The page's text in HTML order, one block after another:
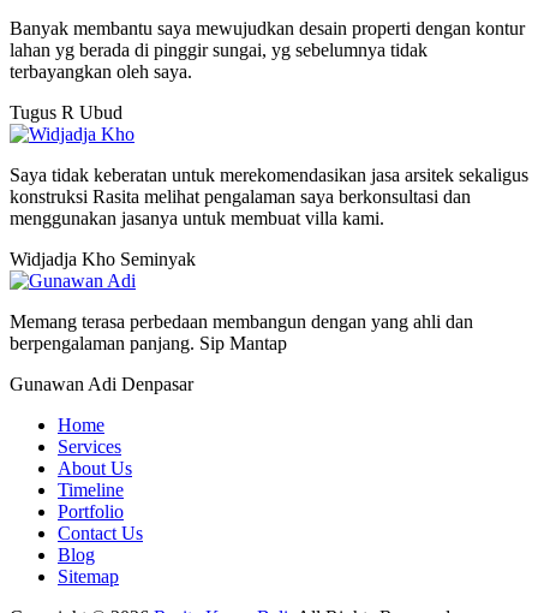
Banyak membantu saya mewujudkan desain properti dengan kontur
lahan yg berada di pinggir sungai, yg sebelumnya tidak
terbayangkan oleh saya.
Tugus R Ubud
Saya tidak keberatan untuk merekomendasikan jasa arsitek sekaligus
konstruksi Rasita melihat pengalaman saya berkonsultasi dan
menggunakan jasanya untuk membuat villa kami.
Widjadja Kho Seminyak
Memang terasa perbedaan membangun dengan yang ahli dan
berpengalaman panjang. Sip Mantap
Gunawan Adi Denpasar
Home
Services
About Us
Timeline
Portfolio
Contact Us
Blog
Sitemap